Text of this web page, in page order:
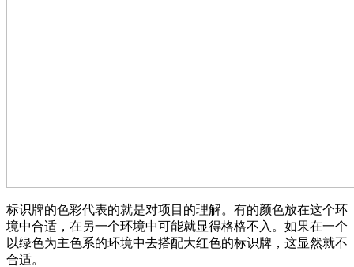
标识牌的色彩代表的就是对项目的理解。有的颜色放在这个环
境中合适，在另一个环境中可能就显得格格不入。如果在一个
以绿色为主色系的环境中去搭配大红色的标识牌，这显然就不
合适。